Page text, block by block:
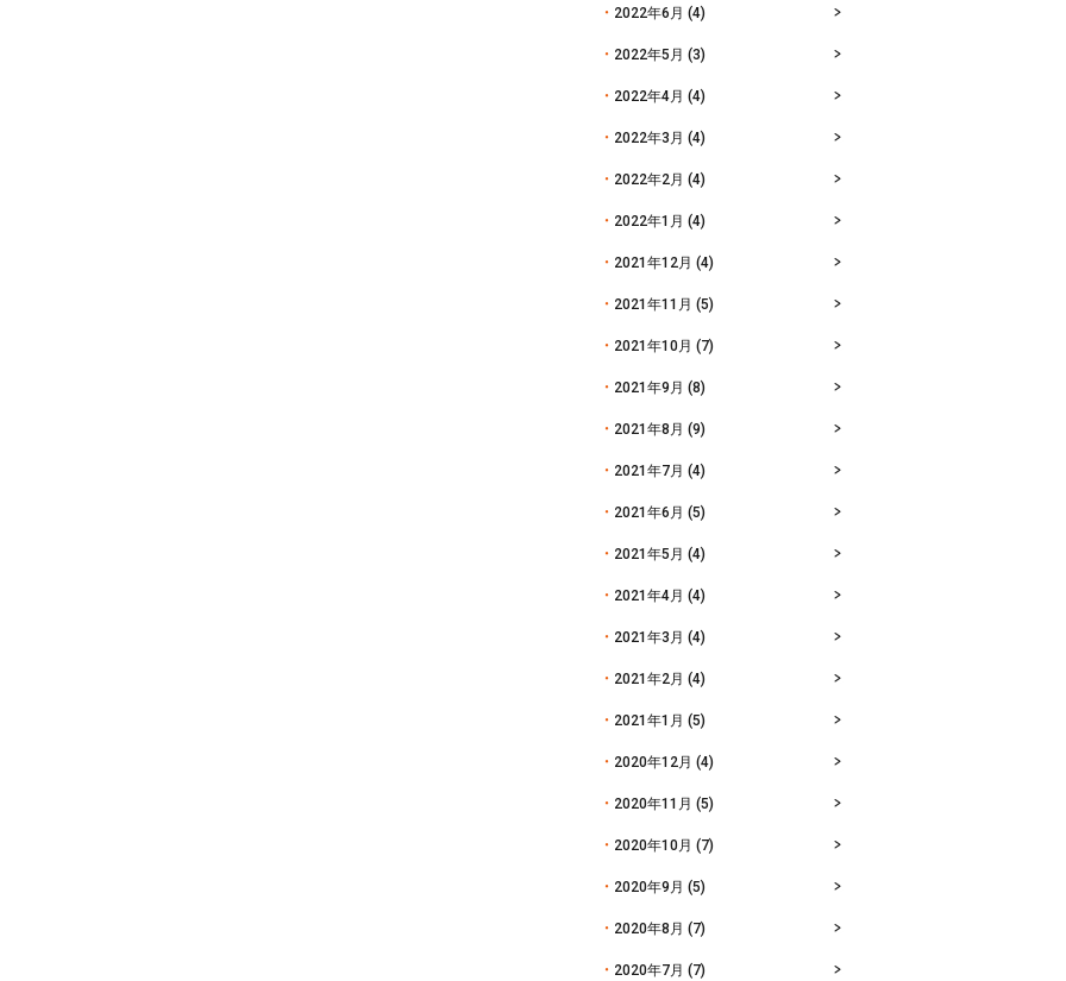
2022年6月 (4)
2022年5月 (3)
2022年4月 (4)
2022年3月 (4)
2022年2月 (4)
2022年1月 (4)
2021年12月 (4)
2021年11月 (5)
2021年10月 (7)
2021年9月 (8)
2021年8月 (9)
2021年7月 (4)
2021年6月 (5)
2021年5月 (4)
2021年4月 (4)
2021年3月 (4)
2021年2月 (4)
2021年1月 (5)
2020年12月 (4)
2020年11月 (5)
2020年10月 (7)
2020年9月 (5)
2020年8月 (7)
2020年7月 (7)